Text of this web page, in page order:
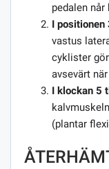
pedalen
I positionen
vastus
cyklister
avsevärt
I klockan 5
(plantar